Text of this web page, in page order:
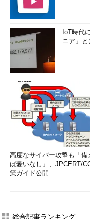
IoT時代
ニア」
高度なサイバー攻撃も「備
ば憂いなし」、JPCERT/
策ガイド公開
総合記事ランキング